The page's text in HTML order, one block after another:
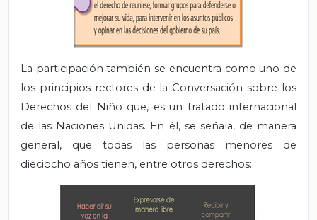
La participación también se encuentra como uno de
los principios rectores de la Conversación sobre los
Derechos del Niño que, es un tratado internacional
de las Naciones Unidas. En él, se señala, de manera
general, que todas las personas menores de
dieciocho años tienen, entre otros derechos: